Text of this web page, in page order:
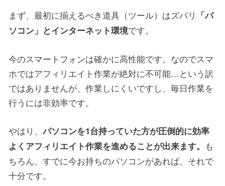
まず、最初に揃えるべき道具（ツール）はズバリ 「パ
ソコン」とインターネット環境です。
今のスマートフォンは確かに高性能です。なのでスマ
ホではアフィリエイト作業が絶対に不可能…という訳
ではありませんが、作業しにくいですし、毎日作業を
行うには非効率です。
やはり、パソコンを1台持っていた方が圧倒的に効率
よくアフィリエイト作業を進めることが出来ます。 も
ちろん、すでに今お持ちのパソコンがあれば、それで
十分です。